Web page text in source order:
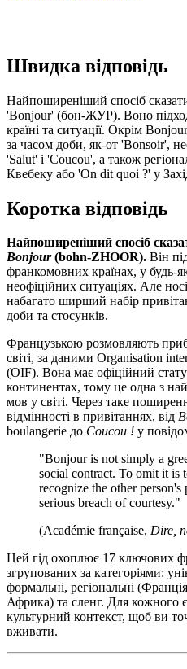
Швидка відповідь
Найпоширеніший спосіб
'Bonjour' (бон-ЖУР). Воно
країні та ситуації. Окрім
за часом доби, як-от 'Bonsoir',
'Salut' і 'Coucou', а також
Квебеку або 'On dit quoi ?' у
Коротка відповідь
Найпоширеніший спосіб
Bonjour(bohn-ZHOOR). Він
франкомовних країнах, у будь-
неофіційних ситуаціях. Але
набагато ширший набір
доби та стосунків.
Французькою розмовляють
світі, за даними Organisation
(OIF). Вона має офіційний
континентах, тому це одна з
мов у світі. Через таке
відмінності в привітаннях, від
boulangerie до Coucou ! у
"Bonjour is not simply a
social contract. To omit it is
recognize the other person's
serious breach of courtesy."
(Académie française, Dire,
Цей гід охоплює 17 ключових
згрупованих за категоріями:
формальні, регіональні
Африка) та сленг. Для кожного
культурний контекст, щоб ви
вживати.